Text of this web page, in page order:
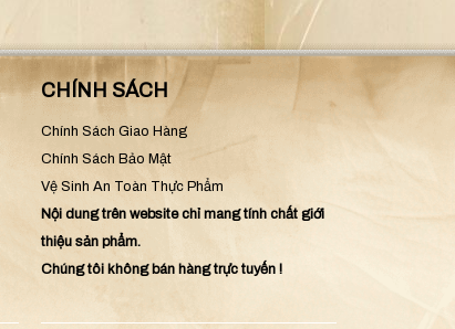
CHÍNH SÁCH
Chính Sách Giao Hàng
Chính Sách Bảo Mật
Vệ Sinh An Toàn Thực Phẩm
Nội dung trên website chỉ mang tính chất giới
thiệu sản phẩm.
Chúng tôi không bán hàng trực tuyến !